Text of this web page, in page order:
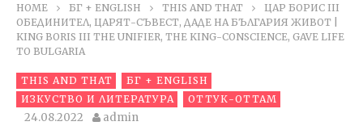
HOME БГ + ENGLISH THIS AND THAT
ЦАР БОРИС III
ОБЕДИНИТЕЛ, ЦАРЯТ-СЪВЕСТ, ДАДЕ НА БЪЛГАРИЯ ЖИВОТ |
KING BORIS III THE UNIFIER, THE KING-CONSCIENCE, GAVE LIFE
TO BULGARIA
THIS AND THAT
БГ + ENGLISH
ИЗКУСТВО И ЛИТЕРАТУРА
ОТТУК-ОТТАМ
24.08.2022 admin